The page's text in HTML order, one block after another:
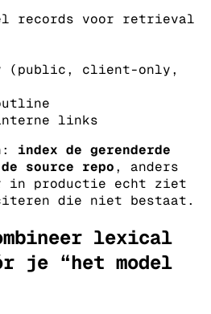
records voor retrieval
client-only,
links
index de gerenderde
source repo, anders
in productie echt ziet
die niet bestaat.
lexical
je “het model